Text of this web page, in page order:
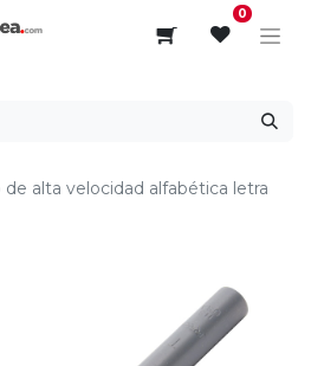
0
alta velocidad alfabética letra